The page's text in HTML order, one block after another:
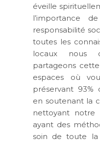
éveille
l’importance
responsabilité
toutes les
locaux nous
partageons
espaces où
préservant 93%
en soutenant la
nettoyant notre
ayant des
soin de toute la